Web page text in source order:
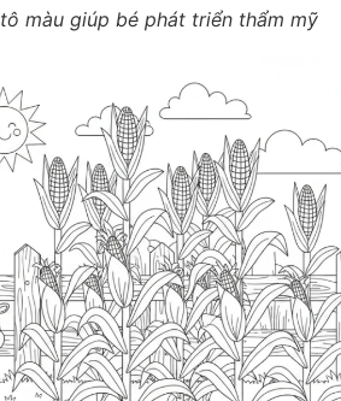
màu giúp bé phát triển thẩm mỹ